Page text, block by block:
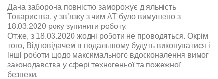
Дана заборона повністю заморожує діяльність
Товариства, у зв’язку з чим АТ було вимушено з
18.03.2020 року зупинити роботу.
Отже, з 18.03.2020 жодні роботи не проводяться. Окрім
того, Відповідачем в подальшому будуть виконуватися і
інші роботи щодо максимального вдосконалення вимог
законодавства у сфері техногенної та пожежної
безпеки.